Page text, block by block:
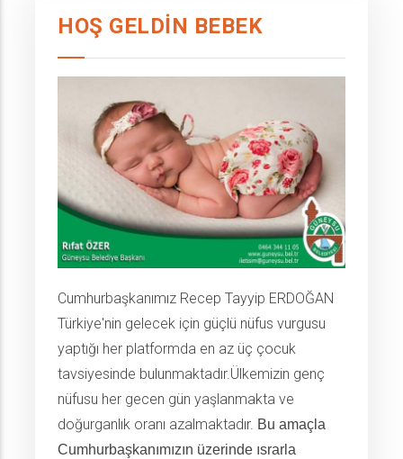
HOŞ GELDIN BEBEK
Cumhurbaşkanımız Recep Tayyip ERDOĞAN
Türkiye'nin gelecek için güçlü nüfus vurgusu
yaptığı her platformda en az üç çocuk
tavsiyesinde bulunmaktadır.Ülkemizin genç
nüfusu her gecen gün yaşlanmakta ve
doğurganlık oranı azalmaktadır. Bu amaçla
Cumhurbaşkanımızın üzerinde ısrarla